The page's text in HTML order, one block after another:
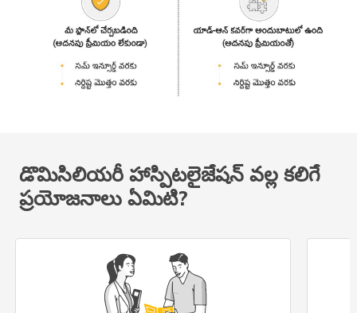
డొమిసిలియరీ హాస్పిటలైజేషన్ వల్ల కలిగే
ప్రయోజనాలు ఏమిటి?